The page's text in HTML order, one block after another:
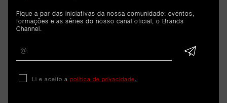
Dados
iPhone 11 foi o smartphone
mais reparado pela iServices
Fique a par das iniciativas da nossa comunidade: eventos,
formações e as séries do nosso canal oficial, o Brands
Channel.
Li e aceito a política de privacidade.